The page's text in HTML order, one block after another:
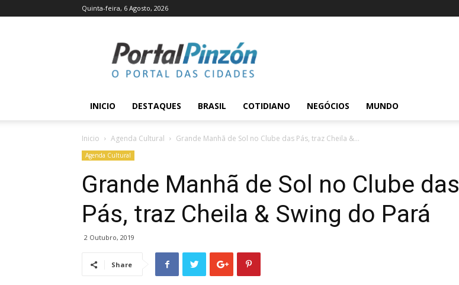
Quinta-feira, 6 Agosto, 2026
Pinzón
INICIO DESTAQUES BRASIL COTIDIANO NEGÓCIOS MUNDO
Inicio Agenda Cultural Grande Manhã de Sol no Clube das Pás, traz Cheila &...
Agenda Cultural
Grande Manhã de Sol no Clube das
Pás, traz Cheila & Swing do Pará
2 Outubro, 2019
Share